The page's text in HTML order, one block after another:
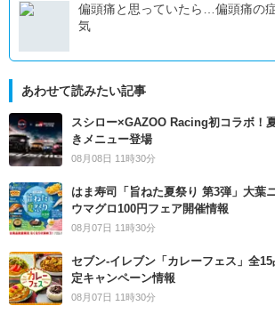
偏頭痛と思っていたら…偏頭痛の
気
あわせて読みたい記事
スシロー×GAZOO Racing初コラボ！
きメニュー登場
08月08日 11時30分
はま寿司「旨ねた夏祭り 第3弾」大葉
ウマグロ100円フェア開催情報
08月07日 11時30分
セブン‐イレブン「カレーフェス」全
定キャンペーン情報
08月07日 11時30分